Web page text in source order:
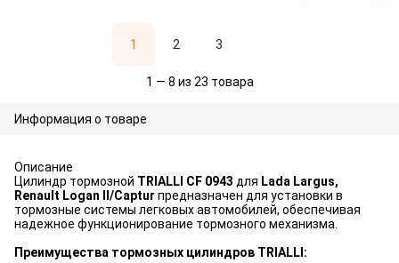
1 2 3
1 — 8 из 23 товара
Информация о товаре
Описание
Цилиндр тормозной TRIALLI CF 0943 для Lada Largus,
Renault Logan II/Captur предназначен для установки в
тормозные системы легковых автомобилей, обеспечивая
надежное функционирование тормозного механизма.
Преимущества тормозных цилиндров TRIALLI: